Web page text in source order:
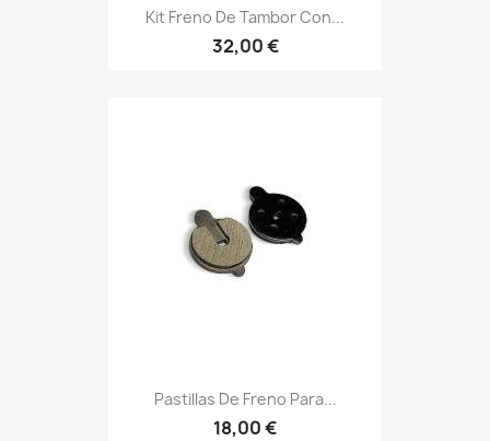
Kit Freno De Tambor Con...
32,00 €
Pastillas De Freno Para...
18,00 €